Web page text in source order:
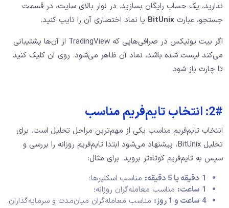
ندارید، یک حساب رایگان بسازید. در نوار بالای سایت، در قسمت
جستجو، عبارت BitUnix یا نماد اختصاری آن را تایپ کنید.
اگر بیت یونیکس در صرافی‌هایی که TradingView از آن‌ها پشتیبانی
می‌کند لیست شده باشد، نماد آن ظاهر می‌شود. روی آن کلیک کنید
تا چارت باز شود.
2#: انتخاب تایم‌فریم مناسب
انتخاب تایم‌فریم مناسب یکی از مهم‌ترین مراحل تحلیل است. برای
تحلیل BitUnix، پیشنهاد می‌شود ابتدا تایم‌فریم روزانه را بررسی و
سپس به تایم‌فریم کوتاه‌تر بروید. برای مثال:
1 دقیقه یا 5 دقیقه: مناسب اسکلپرها؛
1 ساعت: مناسب معامله‌گران روزانه؛
4 ساعت و 1روز: مناسب معامله‌گران میان‌مدت و سرمایه‌گذاران.